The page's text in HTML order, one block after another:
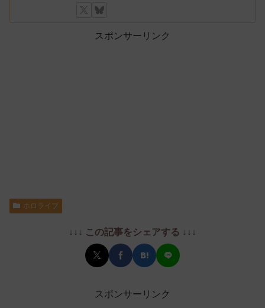
スポンサーリンク
ホロライブ
↓↓↓ この記事をシェアする ↓↓↓
スポンサーリンク